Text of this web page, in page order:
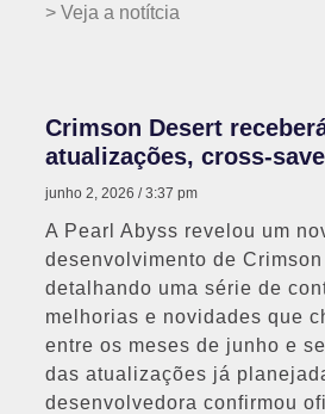
> Veja a notítcia
Crimson Desert
atualizações, cross-
junho 2, 2026 3:37 pm
A Pearl Abyss revelou um
desenvolvimento de
detalhando uma série de
melhorias e novidades que
entre os meses de junho e
das atualizações já
desenvolvedora confirmou